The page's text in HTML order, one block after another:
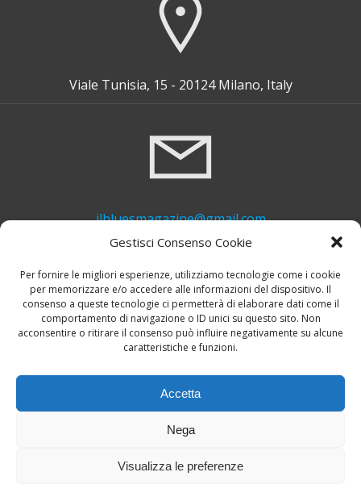
Gestisci Consenso Cookie
Per fornire le migliori esperienze, utilizziamo tecnologie come i cookie
per memorizzare e/o accedere alle informazioni del dispositivo. Il
consenso a queste tecnologie ci permetterà di elaborare dati come il
comportamento di navigazione o ID unici su questo sito. Non
acconsentire o ritirare il consenso può influire negativamente su alcune
caratteristiche e funzioni.
Accetta
Nega
Visualizza le preferenze
Viale Tunisia, 15 - 20124 Milano, Italy
ilbluesmagazine@gmail.com
+39 339 748 6635
© 2026 Il Blues Magazine. Powered by